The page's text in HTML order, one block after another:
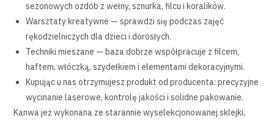
sezonowych ozdób z wełny, sznurka, filcu i koralików.
Warsztaty kreatywne — sprawdzi się podczas zajęć
rękodzielniczych dla dzieci i dorosłych.
Techniki mieszane — baza dobrze współpracuje z filcem,
haftem, włóczką, szydełkiem i elementami dekoracyjnymi.
Kupując u nas otrzymujesz produkt od producenta: precyzyjne
wycinanie laserowe, kontrolę jakości i solidne pakowanie.
Kanwa jeż wykonana ze starannie wyselekcjonowanej sklejki,